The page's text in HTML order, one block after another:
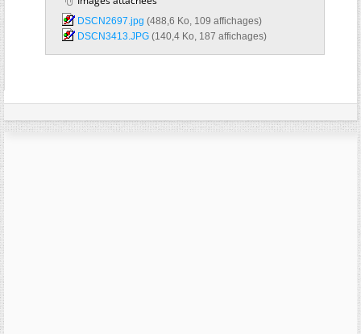
DSCN2697.jpg‎ (488,6 Ko, 109 affichages)
DSCN3413.JPG‎ (140,4 Ko, 187 affichages)